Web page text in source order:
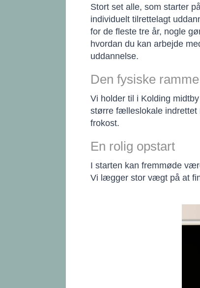
Stort set alle, som starter
individuelt tilrettelagt
for de fleste tre år, nogle
hvordan du kan arbejde
uddannelse.
Den fysiske ramme
Vi holder til i Kolding
større fælleslokale indrettet
frokost.
En rolig opstart
I starten kan fremmøde
Vi lægger stor vægt på at